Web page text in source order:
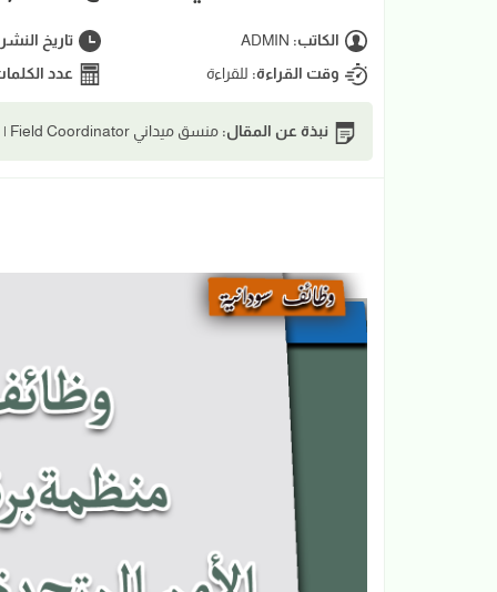
الكاتب: ADMIN تاريخ
وقت القراءة: للقراءة عدد
نبذة عن المقال: منسق ميداني Field Coordinator | برنامج الأمم المتحدة الإنمائي UNDP